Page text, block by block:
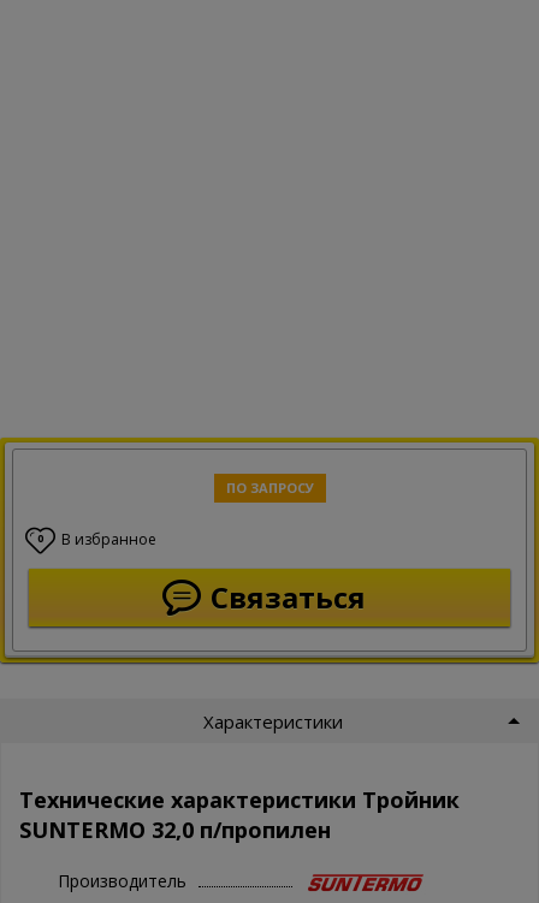
ПО ЗАПРОСУ
0 В избранное
Связаться
Характеристики
Технические характеристики Тройник
SUNTERMO 32,0 п/пропилен
Производитель